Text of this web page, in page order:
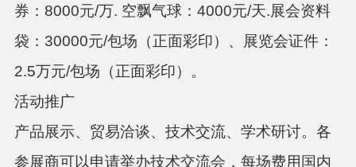
券：8000元/万. 空飘气球：4000元/天.展会资料
袋：30000元/包场（正面彩印）、展览会证件：
2.5万元/包场（正面彩印）。
活动推广
产品展示、贸易洽谈、技术交流、学术研讨。各
参展商可以申请举办技术交流会，每场费用国内